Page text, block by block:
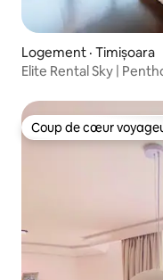
Logement · Timișoara
Elite Rental Sky |
Coup de cœur
Coup de cœur